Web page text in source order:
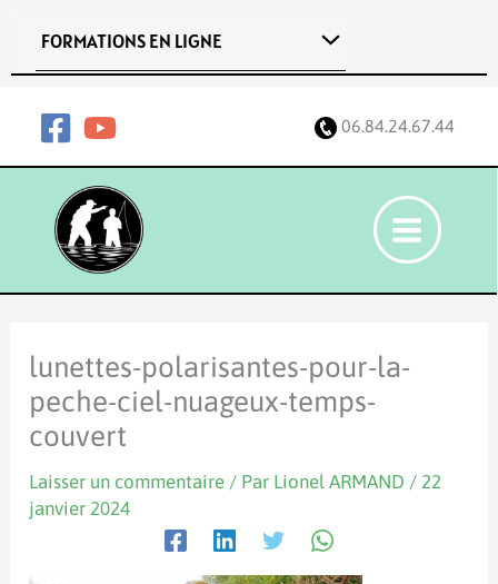
FORMATIONS EN LIGNE
06.84.24.67.44
lunettes-polarisantes-pour-la-
peche-ciel-nuageux-temps-
couvert
Laisser un commentaire / Par Lionel ARMAND / 22
janvier 2024